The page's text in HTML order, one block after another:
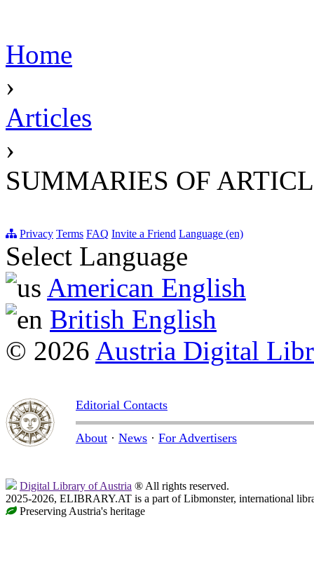
Home
›
Articles
›
SUMMARIES OF
Privacy Terms FAQ Invite a Friend Language (en)
Select Language
American English
British English
© 2026 Austria Digital
Editorial Contacts
About · News · For Advertisers
Digital Library of Austria ® All rights reserved.
2025-2026, ELIBRARY.AT is a part of Libmonster, international
Preserving Austria's heritage